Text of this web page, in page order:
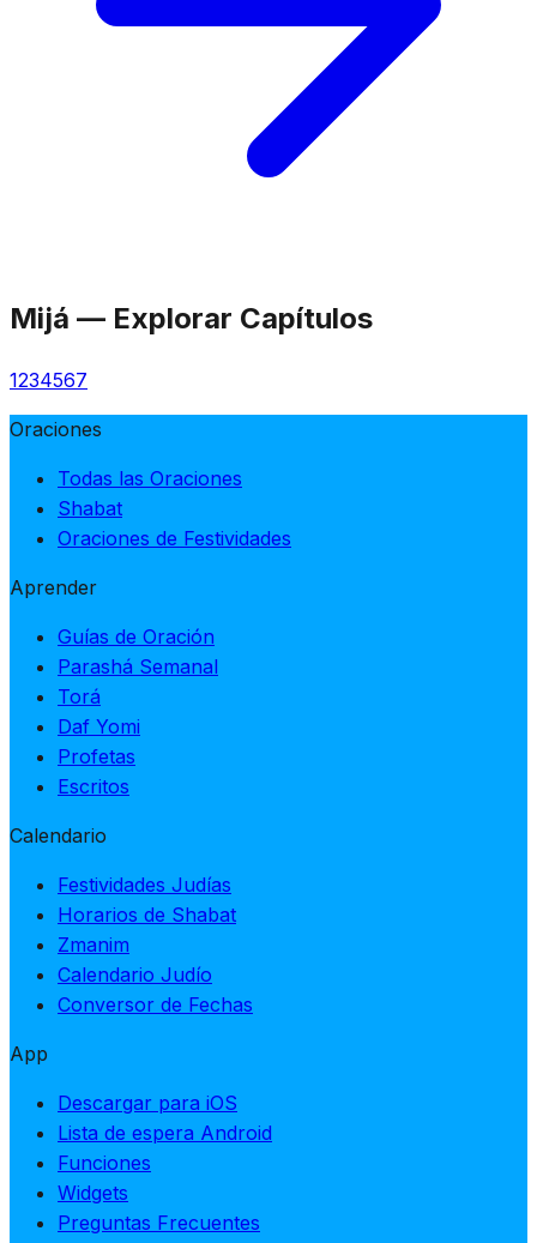
Mijá — Explorar Capítulos
1234567
Oraciones
Todas las Oraciones
Shabat
Oraciones de Festividades
Aprender
Guías de Oración
Parashá Semanal
Torá
Daf Yomi
Profetas
Escritos
Calendario
Festividades Judías
Horarios de Shabat
Zmanim
Calendario Judío
Conversor de Fechas
App
Descargar para iOS
Lista de espera Android
Funciones
Widgets
Preguntas Frecuentes